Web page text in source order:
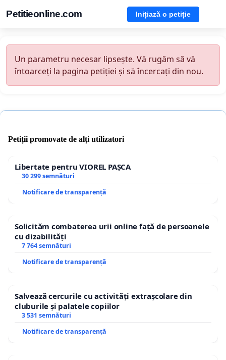
Petitieonline.com Inițiază o petiție
Un parametru necesar lipsește. Vă rugăm să vă
întoarceți la pagina petiției și să încercați din nou.
Petiții promovate de alți utilizatori
Libertate pentru VIOREL PAȘCA
30 299 semnături
Notificare de transparență
Solicităm combaterea urii online față de persoanele
cu dizabilități
7 764 semnături
Notificare de transparență
Salvează cercurile cu activități extrașcolare din
cluburile și palatele copiilor
3 531 semnături
Notificare de transparență